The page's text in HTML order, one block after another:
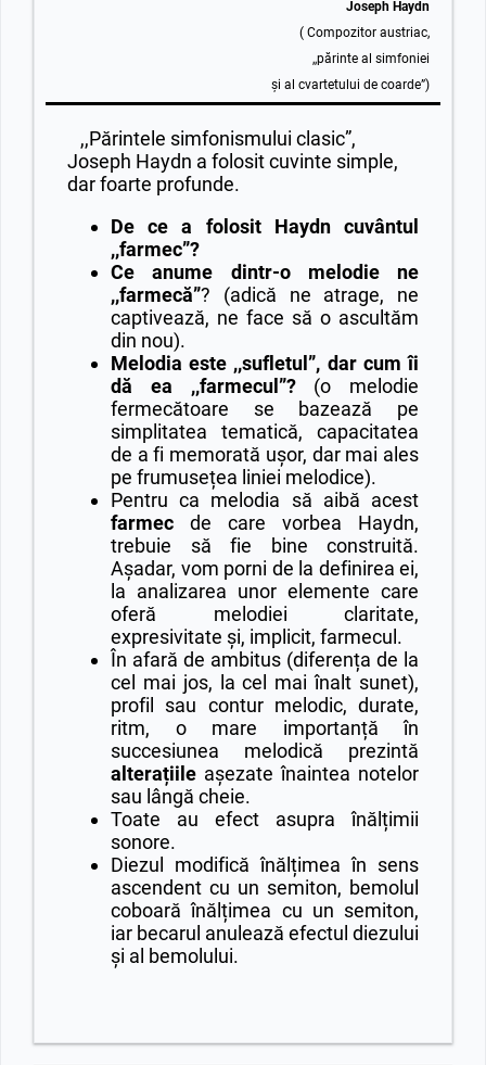
Joseph Haydn
( Compozitor austriac,
,,părinte al simfoniei
și al cvartetului de coarde”)
,,Părintele simfonismului clasic”,
Joseph Haydn a folosit cuvinte simple,
dar foarte profunde.
De ce a folosit Haydn cuvântul
,,farmec”?
Ce anume dintr-o melodie ne
,,farmecă”? (adică ne atrage, ne
captivează, ne face să o ascultăm
din nou).
Melodia este ,,sufletul”, dar cum îi
dă ea ,,farmecul”?(o melodie
fermecătoare se bazează pe
simplitatea tematică, capacitatea
de a fi memorată ușor, dar mai ales
pe frumusețea liniei melodice).
Pentru ca melodia să aibă acest
farmec de care vorbea Haydn,
trebuie să fie bine construită.
Așadar, vom porni de la definirea ei,
la analizarea unor elemente care
oferă melodiei claritate,
expresivitate și, implicit, farmecul.
În afară de ambitus (diferența de la
cel mai jos, la cel mai înalt sunet),
profil sau contur melodic, durate,
ritm, o mare importanță în
succesiunea melodică prezintă
alterațiile așezate înaintea notelor
sau lângă cheie.
Toate au efect asupra înălțimii
sonore.
Diezul modifică înălțimea în sens
ascendent cu un semiton, bemolul
coboară înălțimea cu un semiton,
iar becarul anulează efectul diezului
și al bemolului.